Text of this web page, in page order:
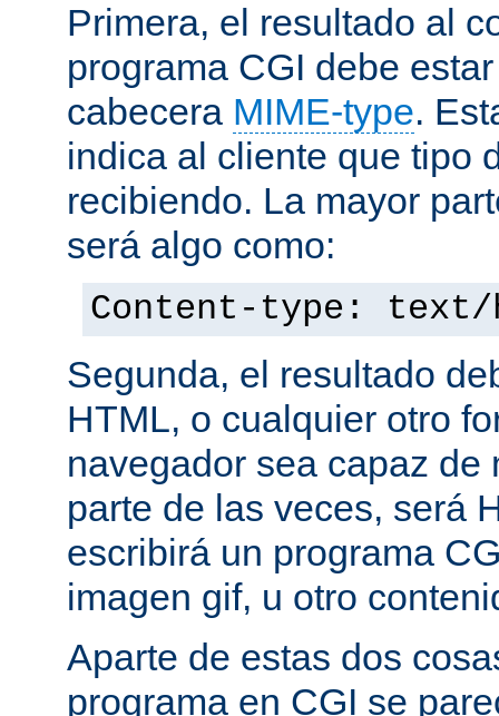
Primera, el resultado al
programa CGI debe
cabecera MIME-type.
indica al cliente que tipo
recibiendo. La mayor
será algo como:
Content-type: text/
Segunda, el resultado
HTML, o cualquier otro
navegador sea capaz de
parte de las veces, será
escribirá un programa
imagen gif, u otro
Aparte de estas dos
programa en CGI se